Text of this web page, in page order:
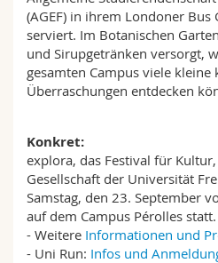
(AGEF) in ihrem Londoner Bus
serviert. Im Botanischen
und Sirupgetränken versorgt,
gesamten Campus viele kleine
Überraschungen entdecken
Konkret:
explora, das Festival für
Gesellschaft der Universität
Samstag, den 23. September
auf dem Campus Pérolles statt.
- Weitere Informationen und
- Uni Run: Infos und